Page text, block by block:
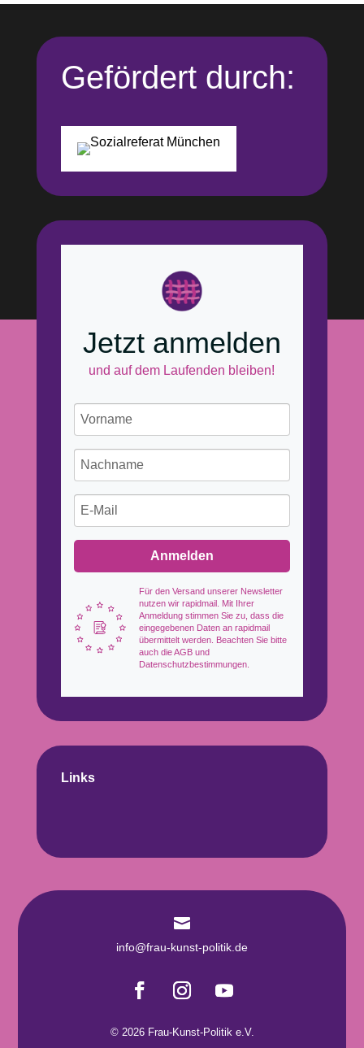
Gefördert durch:
Jetzt anmelden
und auf dem Laufenden bleiben!
Anmelden
Für den Versand unserer Newsletter
nutzen wir rapidmail. Mit Ihrer
Anmeldung stimmen Sie zu, dass die
eingegebenen Daten an rapidmail
übermittelt werden. Beachten Sie bitte
auch die AGB und
Datenschutzbestimmungen.
Links

info@frau-kunst-politik.de
© 2026 Frau-Kunst-Politik e.V.